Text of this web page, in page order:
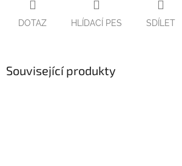
DOTAZ HLÍDACÍ PES SDÍLET
Související produkty